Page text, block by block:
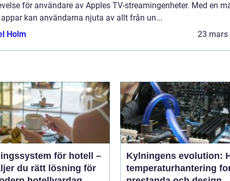
för användare av Apples TV-streamingenheter. Med en
kan användarna njuta av allt från un...
Holm
23 mars
för hotell –
du rätt lösning för
Kylningens evolution:
temperaturhantering